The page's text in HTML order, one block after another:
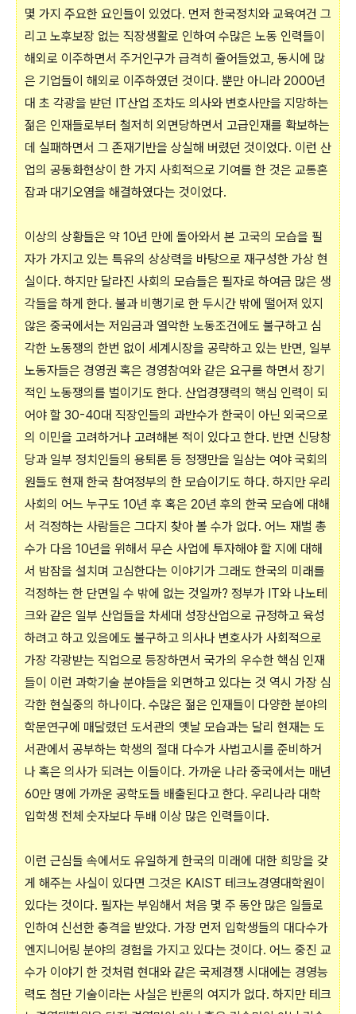
몇 가지 주요한 요인들이 있었다. 먼저 한국정치와 교육여건 그
리고 노후보장 없는 직장생활로 인하여 수많은 노동 인력들이
해외로 이주하면서 주거인구가 급격히 줄어들었고, 동시에 많
은 기업들이 해외로 이주하였던 것이다. 뿐만 아니라 2000년
대 초 각광을 받던 IT산업 조차도 의사와 변호사만을 지망하는
젊은 인재들로부터 철저히 외면당하면서 고급인재를 확보하는
데 실패하면서 그 존재기반을 상실해 버렸던 것이었다. 이런 산
업의 공동화현상이 한 가지 사회적으로 기여를 한 것은 교통혼
잡과 대기오염을 해결하였다는 것이었다.
이상의 상황들은 약 10년 만에 돌아와서 본 고국의 모습을 필
자가 가지고 있는 특유의 상상력을 바탕으로 재구성한 가상 현
실이다. 하지만 달라진 사회의 모습들은 필자로 하여금 많은 생
각들을 하게 한다. 불과 비행기로 한 두시간 밖에 떨어져 있지
않은 중국에서는 저임금과 열악한 노동조건에도 불구하고 심
각한 노동쟁의 한번 없이 세계시장을 공략하고 있는 반면, 일부
노동자들은 경영권 혹은 경영참여와 같은 요구를 하면서 장기
적인 노동쟁의를 벌이기도 한다. 산업경쟁력의 핵심 인력이 되
어야 할 30-40대 직장인들의 과반수가 한국이 아닌 외국으로
의 이민을 고려하거나 고려해본 적이 있다고 한다. 반면 신당창
당과 일부 정치인들의 용퇴론 등 정쟁만을 일삼는 여야 국회의
원들도 현재 한국 참여정부의 한 모습이기도 하다. 하지만 우리
사회의 어느 누구도 10년 후 혹은 20년 후의 한국 모습에 대해
서 걱정하는 사람들은 그다지 찾아 볼 수가 없다. 어느 재벌 총
수가 다음 10년을 위해서 무슨 사업에 투자해야 할 지에 대해
서 밤잠을 설치며 고심한다는 이야기가 그래도 한국의 미래를
걱정하는 한 단면일 수 밖에 없는 것일까? 정부가 IT와 나노테
크와 같은 일부 산업들을 차세대 성장산업으로 규정하고 육성
하려고 하고 있음에도 불구하고 의사나 변호사가 사회적으로
가장 각광받는 직업으로 등장하면서 국가의 우수한 핵심 인재
들이 이런 과학기술 분야들을 외면하고 있다는 것 역시 가장 심
각한 현실중의 하나이다. 수많은 젊은 인재들이 다양한 분야의
학문연구에 매달렸던 도서관의 옛날 모습과는 달리 현재는 도
서관에서 공부하는 학생의 절대 다수가 사법고시를 준비하거
나 혹은 의사가 되려는 이들이다. 가까운 나라 중국에서는 매년
60만 명에 가까운 공학도들 배출된다고 한다. 우리나라 대학
입학생 전체 숫자보다 두배 이상 많은 인력들이다.
이런 근심들 속에서도 유일하게 한국의 미래에 대한 희망을 갖
게 해주는 사실이 있다면 그것은 KAIST 테크노경영대학원이
있다는 것이다. 필자는 부임해서 처음 몇 주 동안 많은 일들로
인하여 신선한 충격을 받았다. 가장 먼저 입학생들의 대다수가
엔지니어링 분야의 경험을 가지고 있다는 것이다. 어느 중진 교
수가 이야기 한 것처럼 현대와 같은 국제경쟁 시대에는 경영능
력도 첨단 기술이라는 사실은 반론의 여지가 없다. 하지만 테크